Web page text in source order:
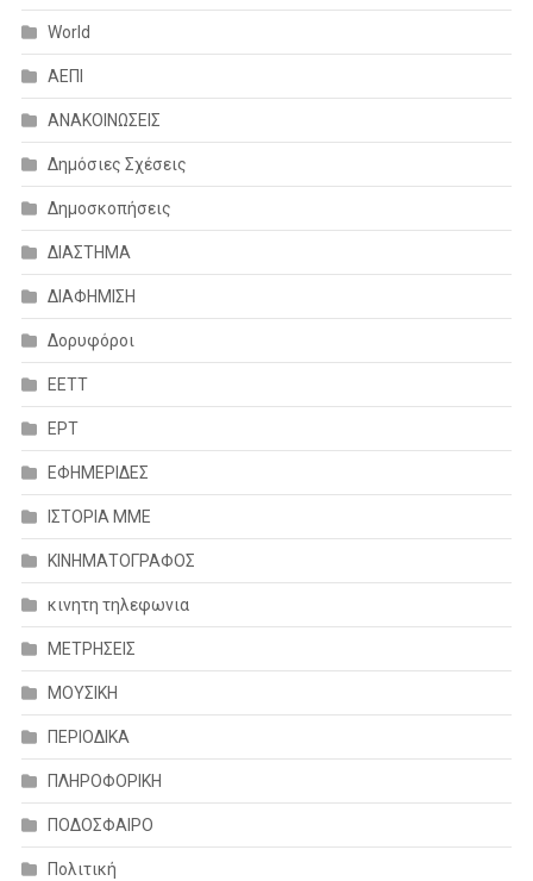
World
ΑΕΠΙ
ΑΝΑΚΟΙΝΩΣΕΙΣ
Δημόσιες Σχέσεις
Δημοσκοπήσεις
ΔΙΑΣΤΗΜΑ
ΔΙΑΦΗΜΙΣΗ
Δορυφόροι
ΕΕΤΤ
ΕΡΤ
ΕΦΗΜΕΡΙΔΕΣ
ΙΣΤΟΡΙΑ ΜΜΕ
ΚΙΝΗΜΑΤΟΓΡΑΦΟΣ
κινητη τηλεφωνια
ΜΕΤΡΗΣΕΙΣ
ΜΟΥΣΙΚΗ
ΠΕΡΙΟΔΙΚΑ
ΠΛΗΡΟΦΟΡΙΚΗ
ΠΟΔΟΣΦΑΙΡΟ
Πολιτική